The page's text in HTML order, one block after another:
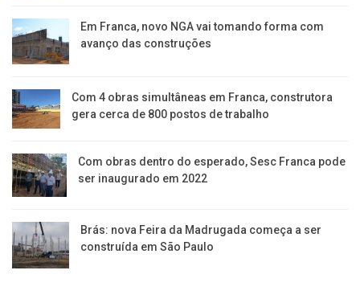
Em Franca, novo NGA vai tomando forma com
avanço das construções
Com 4 obras simultâneas em Franca, construtora
gera cerca de 800 postos de trabalho
Com obras dentro do esperado, Sesc Franca pode
ser inaugurado em 2022
Brás: nova Feira da Madrugada começa a ser
construída em São Paulo